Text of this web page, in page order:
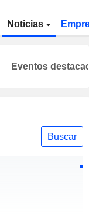
Noticias
Buscar
Eventos